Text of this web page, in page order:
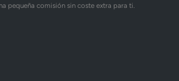
pequeña comisión sin coste extra para ti.